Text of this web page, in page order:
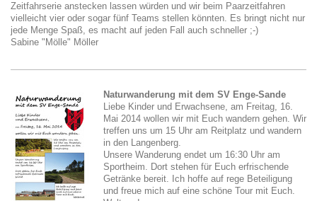
Zeitfahrserie anstecken lassen würden und wir beim Paarzeitfahren
vielleicht vier oder sogar fünf Teams stellen könnten. Es bringt nicht nur
jede Menge Spaß, es macht auf jeden Fall auch schneller ;-)
Sabine "Mölle" Möller
Naturwanderung mit dem SV Enge-Sande
Liebe Kinder und Erwachsene, am Freitag, 16.
Mai 2014 wollen wir mit Euch wandern gehen. Wir
treffen uns um 15 Uhr am Reitplatz und wandern
in den Langenberg.
Unsere Wanderung endet um 16:30 Uhr am
Sportheim. Dort stehen für Euch erfrischende
Getränke bereit. Ich hoffe auf rege Beteiligung
und freue mich auf eine schöne Tour mit Euch.